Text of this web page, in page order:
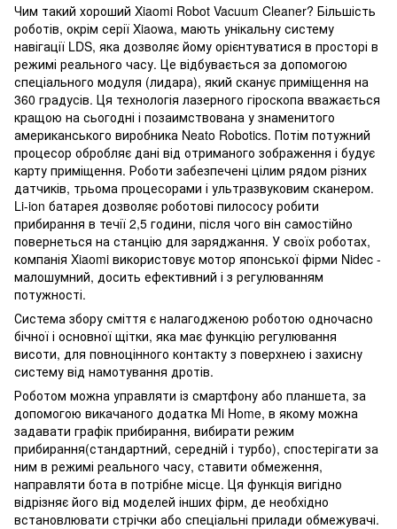
Чим такий хороший Xiaomi Robot Vacuum Cleaner? Більшість
роботів, окрім серії Xiaowa, мають унікальну систему
навігації LDS, яка дозволяє йому орієнтуватися в просторі в
режимі реального часу. Це відбувається за допомогою
спеціального модуля (лидара), який сканує приміщення на
360 градусів. Ця технологія лазерного гіроскопа вважається
кращою на сьогодні і позаимствована у знаменитого
американського виробника Neato Robotics. Потім потужний
процесор обробляє дані від отриманого зображення і будує
карту приміщення. Роботи забезпечені цілим рядом різних
датчиків, трьома процесорами і ультразвуковим сканером.
Li-ion батарея дозволяє роботові пилососу робити
прибирання в течії 2,5 години, після чого він самостійно
повернеться на станцію для заряджання. У своїх роботах,
компанія Xiaomi використовує мотор японської фірми Nidec -
малошумний, досить ефективний і з регулюванням
потужності.
Система збору сміття є налагодженою роботою одночасно
бічної і основної щітки, яка має функцію регулювання
висоти, для повноцінного контакту з поверхнею і захисну
систему від намотування дротів.
Роботом можна управляти із смартфону або планшета, за
допомогою викачаного додатка Mi Home, в якому можна
задавати графік прибирання, вибирати режим
прибирання(стандартний, середній і турбо), спостерігати за
ним в режимі реального часу, ставити обмеження,
направляти бота в потрібне місце. Ця функція вигідно
відрізняє його від моделей інших фірм, де необхідно
встановлювати стрічки або спеціальні прилади обмежувачі.